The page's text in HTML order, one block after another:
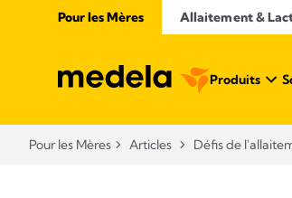
Pour les Mères Allaitement &
Produits
Pour les Mères Articles Défis de